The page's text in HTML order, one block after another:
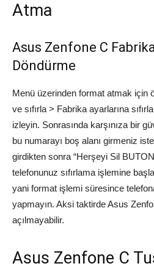
Atma
Asus Zenfone C
Döndürme
Menü üzerinden format atmak için
ve sıfırla > Fabrika ayarlarına
izleyin. Sonrasında karşınıza bir
bu numarayı boş alanı girmeniz
girdikten sonra “Herşeyi Sil
telefonunuz sıfırlama işlemine
yani format işlemi süresince
yapmayın. Aksi taktirde Asus
açılmayabilir.
Asus Zenfone C